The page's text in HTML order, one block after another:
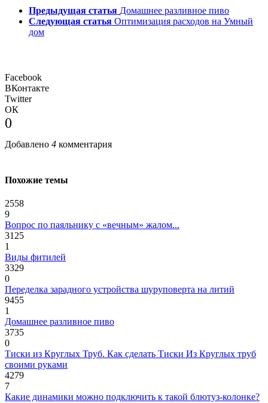
Предыдущая статья Домашнее разливное пиво
Следующая статья Оптимизация расходов на Умный
дом
Facebook
ВКонтакте
Twitter
ОК
0
Добавлено 4 комментария
Похожие темы
2558
9
Вопрос по паяльнику с «вечным» жалом...
3125
1
Виды фитилей
3329
0
Переделка зарадного устройства шуруповерта на литий
9455
1
Домашнее разливное пиво
3735
0
Тиски из Круглых Труб. Как сделать Тиски Из Круглых труб
своими руками
4279
7
Какие динамики можно подключить к такой блютуз-колонке?